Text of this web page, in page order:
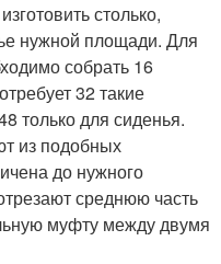
столько,
нужной площади. Для
собрать 16
32 такие
только для сиденья.
из подобных
до нужного
среднюю часть
муфту между двумя